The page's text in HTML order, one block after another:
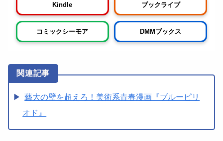
Kindle ブックライブ
コミックシーモア DMMブックス
藝大の壁を超えろ！美術系青春漫画『ブルーピリ
オド』